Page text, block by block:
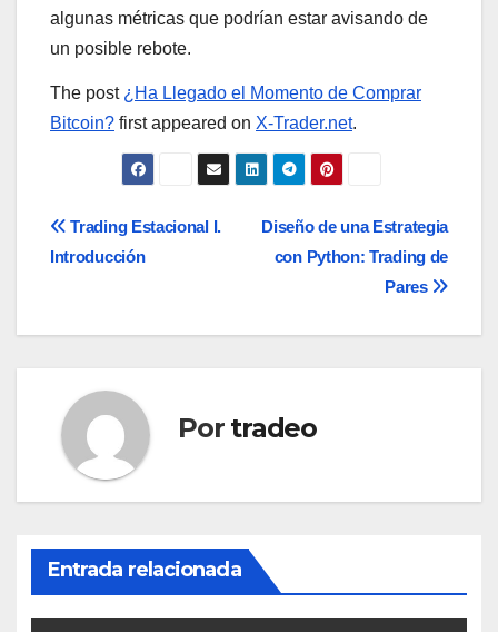
algunas métricas que podrían estar avisando de
un posible rebote.
The post ¿Ha Llegado el Momento de Comprar
Bitcoin? first appeared on X-Trader.net.
Navegación
entradas
Diseño de una Estrategia
con Python: Trading de
Pares
Trading Estacional I.
Introducción
Por tradeo
Entrada relacionada